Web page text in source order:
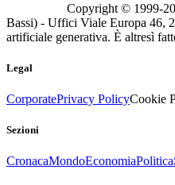
Copyright © 1999-
Bassi) - Uffici Viale Europa 46,
artificiale generativa. È altresì
Legal
CorporatePrivacy PolicyCookie
Sezioni
CronacaMondoEconomiaPolitica